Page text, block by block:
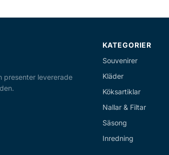
presenter levererade
KATEGORIER
Souvenirer
Kläder
Köksartiklar
Nallar & Filtar
Säsong
Inredning